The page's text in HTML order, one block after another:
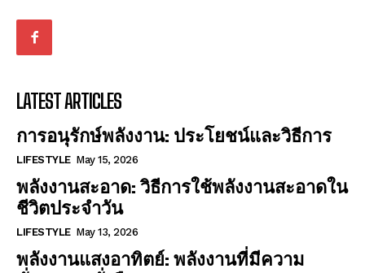
LATEST ARTICLES
การอนุรักษ์พลังงาน: ประโยชน์และวิธีการ
LIFESTYLE May 15, 2026
พลังงานสะอาด: วิธีการใช้พลังงานสะอาดใน
ชีวิตประจำวัน
LIFESTYLE May 13, 2026
พลังงานแสงอาทิตย์: พลังงานที่มีความ